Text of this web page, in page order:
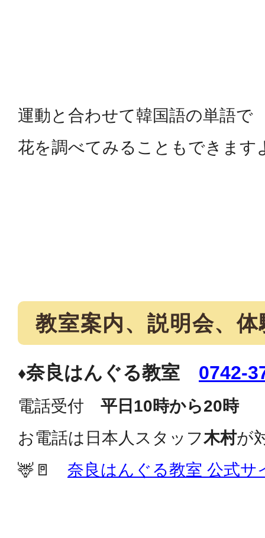
運動と合わせて韓国語の単語で
花を調べてみることもできます
教室案内、説明会、
♦奈良はんぐる教室 0742-
電話受付 平日10時から20時
お電話は日本人スタッフ木村が
🦌🚪 奈良はんぐる教室 公式サ